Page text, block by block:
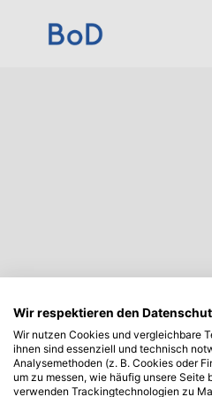
Wir respektieren den
Wir nutzen Cookies und vergleichbare
ihnen sind essenziell und technisch
Analysemethoden (z. B. Cookies oder
um zu messen, wie häufig unsere
verwenden Trackingtechnologien zu